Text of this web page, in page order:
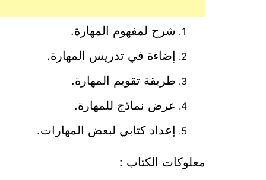
شرح لمفهوم المهارة.
إضاءة في تدريس المهارة.
طريقة تقويم المهارة.
عرض نماذج للمهارة.
إعداد كتابي لبعض المهارات.
معلوكات الكتاب :